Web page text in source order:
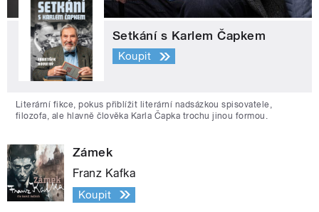
Setkání s Karlem Čapkem
Koupit
Literární fikce, pokus přiblížit literární nadsázkou spisovatele,
filozofa, ale hlavně člověka Karla Čapka trochu jinou formou.
Zámek
Franz Kafka
Koupit